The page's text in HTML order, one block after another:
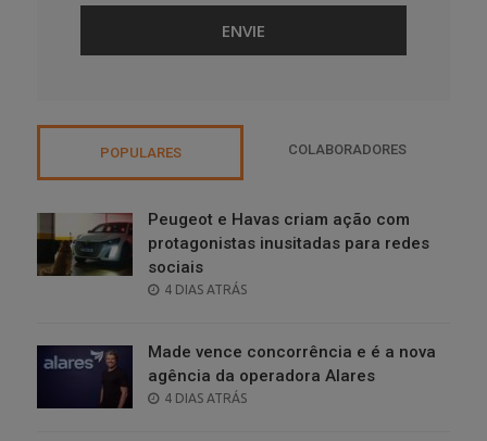
POPULARES COLABORADORES
Peugeot e Havas criam ação com
protagonistas inusitadas para redes
sociais
POSTED
4 DIAS ATRÁS
Made vence concorrência e é a nova
agência da operadora Alares
POSTED
4 DIAS ATRÁS